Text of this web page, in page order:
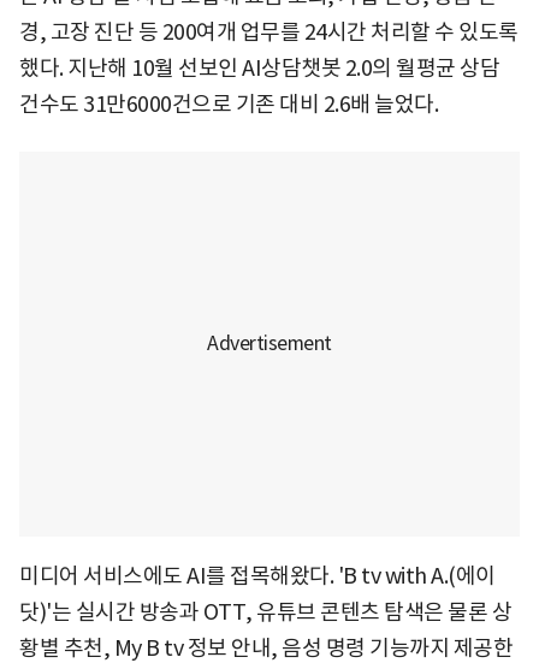
경, 고장 진단 등 200여개 업무를 24시간 처리할 수 있도록
했다. 지난해 10월 선보인 AI상담챗봇 2.0의 월평균 상담
건수도 31만6000건으로 기존 대비 2.6배 늘었다.
미디어 서비스에도 AI를 접목해왔다. 'B tv with A.(에이
닷)'는 실시간 방송과 OTT, 유튜브 콘텐츠 탐색은 물론 상
황별 추천, My B tv 정보 안내, 음성 명령 기능까지 제공한